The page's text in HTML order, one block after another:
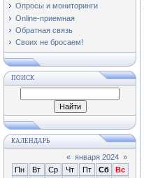
Опросы и мониторинги
Online-приемная
Обратная связь
Своих не бросаем!
ПОИСК
КАЛЕНДАРЬ
« января 2024 »
Пн
Вт Ср Чт Пт Сб
Вс